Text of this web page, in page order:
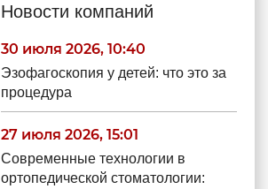
Новости компаний
30 июля 2026, 10:40
Эзофагоскопия у детей: что это за
процедура
27 июля 2026, 15:01
Современные технологии в
ортопедической стоматологии: